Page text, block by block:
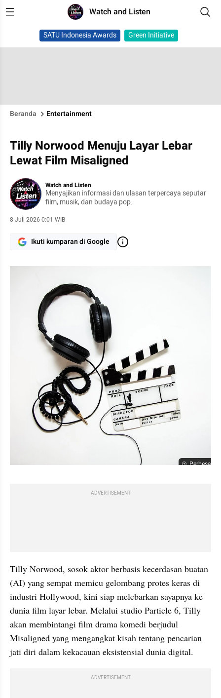
Watch and Listen
SATU Indonesia Awards Green Initiative
Beranda Entertainment
Tilly Norwood Menuju Layar Lebar
Lewat Film Misaligned
Watch and Listen
Menyajikan informasi dan ulasan terpercaya seputar
film, musik, dan budaya pop.
8 Juli 2026 0:01 WIB
Ikuti kumparan di Google
Perbesar
ADVERTISEMENT
Tilly Norwood, sosok aktor berbasis kecerdasan buatan
(AI) yang sempat memicu gelombang protes keras di
industri Hollywood, kini siap melebarkan sayapnya ke
dunia film layar lebar. Melalui studio Particle 6, Tilly
akan membintangi film drama komedi berjudul
Misaligned yang mengangkat kisah tentang pencarian
jati diri dalam kekacauan eksistensial dunia digital.
ADVERTISEMENT